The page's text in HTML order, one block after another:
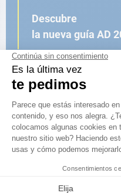
Descubre
la nueva guía AD
NAVEGAR POR EL CATÁLOGO
ESPACIO FIDELIDAD
¿Eres apasionado?
Benefíciate de